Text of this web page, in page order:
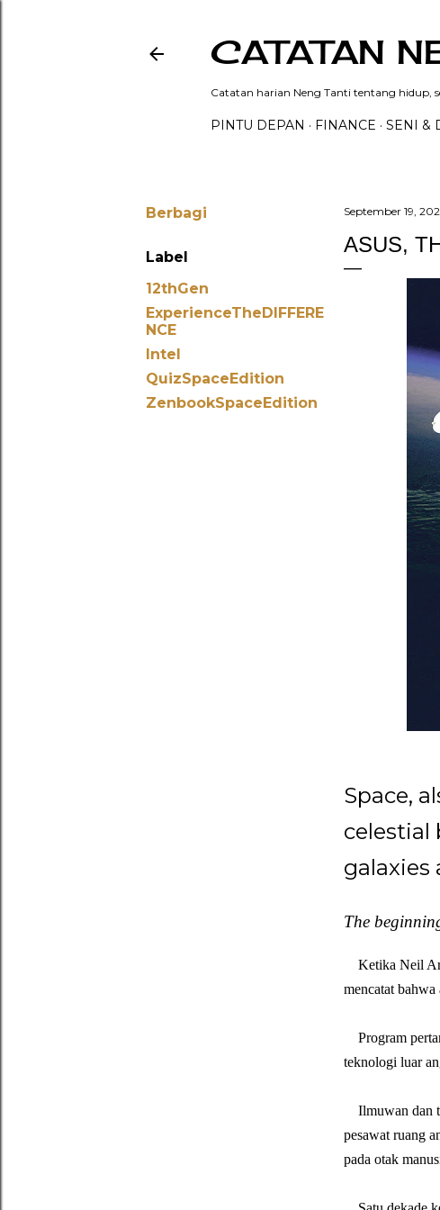
CATATAN
Catatan harian Neng Tanti tentang hidup,
PINTU DEPAN FINANCE SENI &
Berbagi
Label
12thGen
ExperienceTheDIFFERE
NCE
Intel
QuizSpaceEdition
ZenbookSpaceEdition
September 19,
ASUS,
Space,
celestial
galaxies
The
Ketika Neil
mencatat
Program
teknologi luar
Ilmuwan dan
pesawat ruang
pada otak